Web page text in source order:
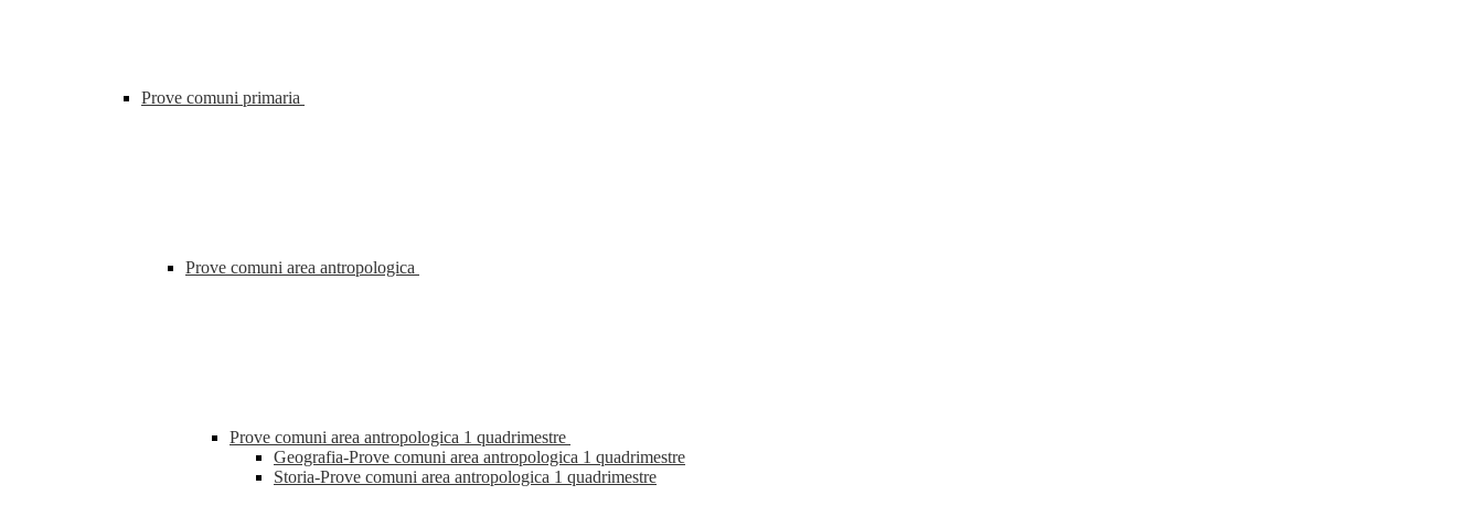
Prove comuni primaria
Prove comuni area antropologica
Prove comuni area antropologica 1 quadrimestre
Geografia-Prove comuni area antropologica 1 quadrimestre
Storia-Prove comuni area antropologica 1 quadrimestre